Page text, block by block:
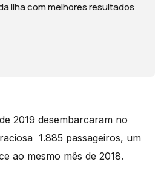
ilha com melhores resultados
2019 desembarcaram no
1.885 passageiros, um
ao mesmo mês de 2018.